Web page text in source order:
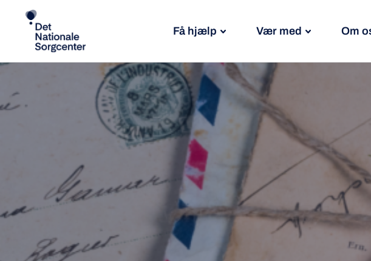
Få hjælp Vær med Om
efter: